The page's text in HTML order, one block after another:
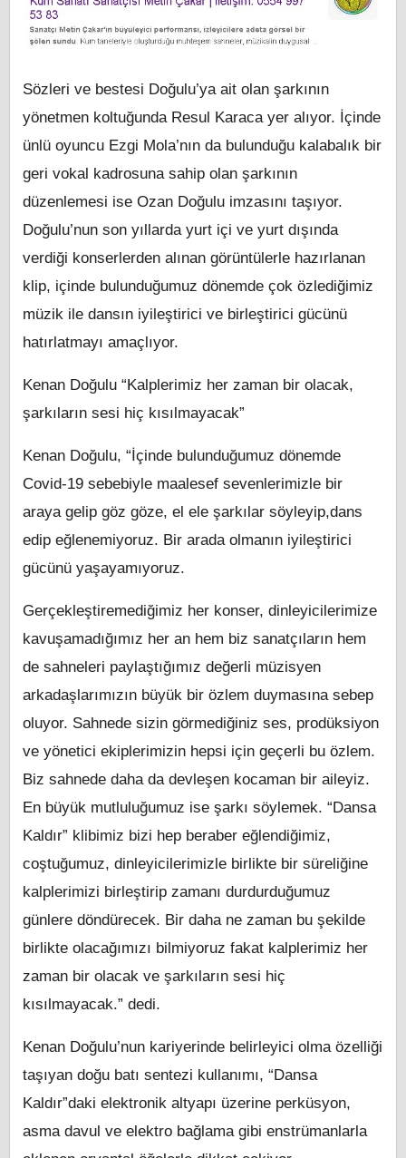
Sözleri ve bestesi Doğulu’ya ait olan şarkının
yönetmen koltuğunda Resul Karaca yer alıyor. İçinde
ünlü oyuncu Ezgi Mola’nın da bulunduğu kalabalık bir
geri vokal kadrosuna sahip olan şarkının
düzenlemesi ise Ozan Doğulu imzasını taşıyor.
Doğulu’nun son yıllarda yurt içi ve yurt dışında
verdiği konserlerden alınan görüntülerle hazırlanan
klip, içinde bulunduğumuz dönemde çok özlediğimiz
müzik ile dansın iyileştirici ve birleştirici gücünü
hatırlatmayı amaçlıyor.
Kenan Doğulu “Kalplerimiz her zaman bir olacak,
şarkıların sesi hiç kısılmayacak”
Kenan Doğulu, “İçinde bulunduğumuz dönemde
Covid-19 sebebiyle maalesef sevenlerimizle bir
araya gelip göz göze, el ele şarkılar söyleyip,dans
edip eğlenemiyoruz. Bir arada olmanın iyileştirici
gücünü yaşayamıyoruz.
Gerçekleştiremediğimiz her konser, dinleyicilerimize
kavuşamadığımız her an hem biz sanatçıların hem
de sahneleri paylaştığımız değerli müzisyen
arkadaşlarımızın büyük bir özlem duymasına sebep
oluyor. Sahnede sizin görmediğiniz ses, prodüksiyon
ve yönetici ekiplerimizin hepsi için geçerli bu özlem.
Biz sahnede daha da devleşen kocaman bir aileyiz.
En büyük mutluluğumuz ise şarkı söylemek. “Dansa
Kaldır” klibimiz bizi hep beraber eğlendiğimiz,
coştuğumuz, dinleyicilerimizle birlikte bir süreliğine
kalplerimizi birleştirip zamanı durdurduğumuz
günlere döndürecek. Bir daha ne zaman bu şekilde
birlikte olacağımızı bilmiyoruz fakat kalplerimiz her
zaman bir olacak ve şarkıların sesi hiç
kısılmayacak.” dedi.
Kenan Doğulu’nun kariyerinde belirleyici olma özelliği
taşıyan doğu batı sentezi kullanımı, “Dansa
Kaldır”daki elektronik altyapı üzerine perküsyon,
asma davul ve elektro bağlama gibi enstrümanlarla